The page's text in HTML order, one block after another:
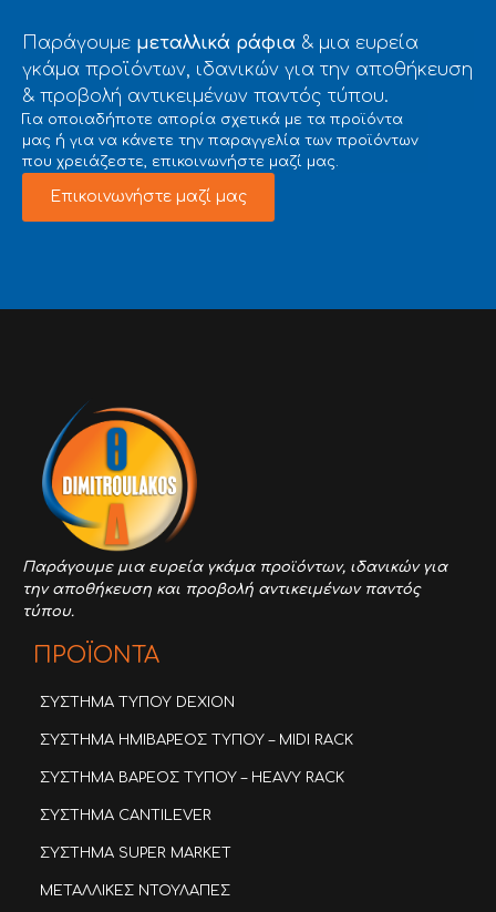
Παράγουμε μεταλλικά ράφια & μια ευρεία
γκάμα προϊόντων, ιδανικών για την αποθήκευση
& προβολή αντικειμένων παντός τύπου.
Για οποιαδήποτε απορία σχετικά με τα προϊόντα
μας ή για να κάνετε την παραγγελία των προϊόντων
που χρειάζεστε, επικοινωνήστε μαζί μας.
Επικοινωνήστε μαζί μας
Παράγουμε μια ευρεία γκάμα προϊόντων, ιδανικών για
την αποθήκευση και προβολή αντικειμένων παντός
τύπου.
ΠΡΟΪΟΝΤΑ
ΣΥΣΤΗΜΑ ΤΥΠΟΥ DEXION
ΣΥΣΤΗΜΑ ΗΜΙΒΑΡΕΟΣ ΤΥΠΟΥ – MIDI RACK
ΣΥΣΤΗΜΑ ΒΑΡΕΟΣ ΤΥΠΟΥ – HEAVY RACK
ΣΥΣΤΗΜΑ CANTILEVER
ΣΥΣΤΗΜΑ SUPER MARKET
ΜΕΤΑΛΛΙΚΕΣ ΝΤΟΥΛΑΠΕΣ